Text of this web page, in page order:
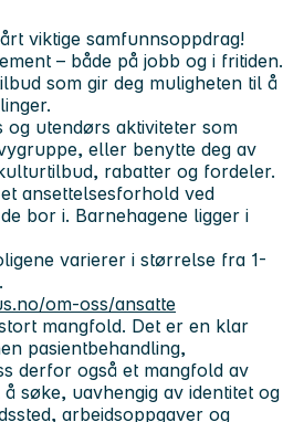
viktige samfunnsoppdrag!
– både på jobb og i fritiden.
som gir deg muligheten til å
utendørs aktiviteter som
eller benytte deg av
rabatter og fordeler.
ansettelsesforhold ved
bor i. Barnehagene ligger i
varierer i størrelse fra 1-
om-oss/ansatte
mangfold. Det er en klar
pasientbehandling,
derfor også et mangfold av
søke, uavhengig av identitet og
arbeidsoppgaver og